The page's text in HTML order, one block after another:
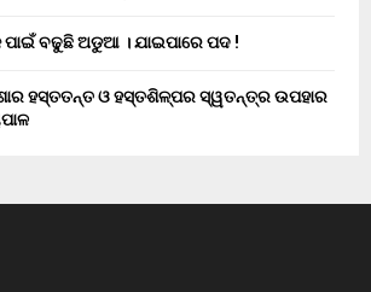
ବଢୁଛି ଅଡୁଆ । ଯାଇପାରେ ପଦ !
ହସ୍ତତନ୍ତ ଓ ହସ୍ତଶିଳ୍ପର ସ୍ୱତନ୍ତ୍ର ଉପହାର